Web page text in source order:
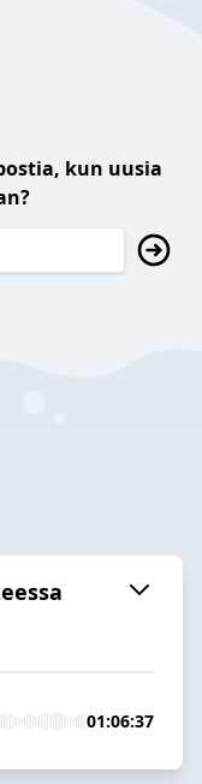
kun uusia
01:06:37